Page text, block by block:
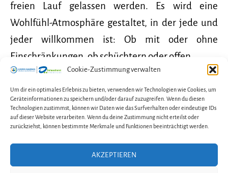
Cookie-Zustimmung verwalten
Um dir ein optimales Erlebnis zu bieten, verwenden wir Technologien wie Cookies, um
Geräteinformationen zu speichern und/oder darauf zuzugreifen. Wenn du diesen
Technologien zustimmst, können wir Daten wie das Surfverhalten oder eindeutige IDs
auf dieser Website verarbeiten. Wenn du deine Zustimmung nicht erteilst oder
zurückziehst, können bestimmte Merkmale und Funktionen beeinträchtigt werden.
AKZEPTIEREN
freien Lauf gelassen werden. Es wird eine
Wohlfühl-Atmosphäre gestaltet, in der jede und
jeder willkommen ist: Ob mit oder ohne
Einschränkungen, ob schüchtern oder offen.
Melde dich gerne bei Anna, wenn du auch Lust auf
Malen hast!
Kontakt Impressum Datenschutzerklärung